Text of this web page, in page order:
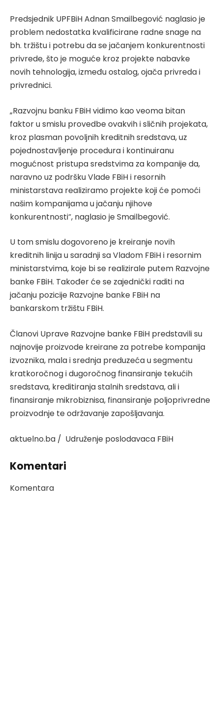
Predsjednik UPFBiH Adnan Smailbegović naglasio je
problem nedostatka kvalificirane radne snage na
bh. tržištu i potrebu da se jačanjem konkurentnosti
privrede, što je moguće kroz projekte nabavke
novih tehnologija, između ostalog, ojača privreda i
privrednici.
„Razvojnu banku FBiH vidimo kao veoma bitan
faktor u smislu provedbe ovakvih i sličnih projekata,
kroz plasman povoljnih kreditnih sredstava, uz
pojednostavljenje procedura i kontinuiranu
mogućnost pristupa sredstvima za kompanije da,
naravno uz podršku Vlade FBiH i resornih
ministarstava realiziramo projekte koji će pomoći
našim kompanijama u jačanju njihove
konkurentnosti“, naglasio je Smailbegović.
U tom smislu dogovoreno je kreiranje novih
kreditnih linija u saradnji sa Vladom FBiH i resornim
ministarstvima, koje bi se realizirale putem Razvojne
banke FBiH. Također će se zajednički raditi na
jačanju pozicije Razvojne banke FBiH na
bankarskom tržištu FBiH.
Članovi Uprave Razvojne banke FBiH predstavili su
najnovije proizvode kreirane za potrebe kompanija
izvoznika, mala i srednja preduzeća u segmentu
kratkoročnog i dugoročnog finansiranje tekućih
sredstava, kreditiranja stalnih sredstava, ali i
finansiranje mikrobiznisa, finansiranje poljoprivredne
proizvodnje te održavanje zapošljavanja.
aktuelno.ba / Udruženje poslodavaca FBiH
Komentari
Komentara